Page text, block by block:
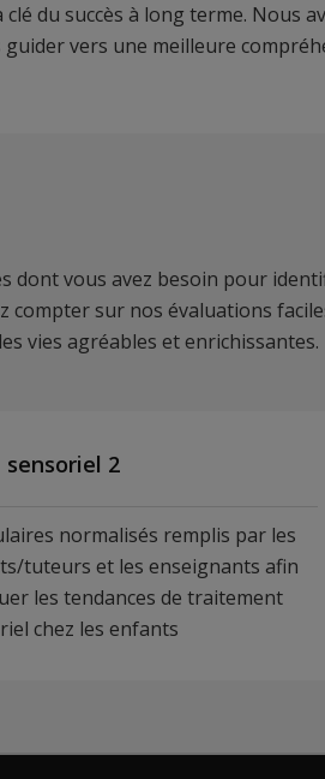
clé du succès à long terme. Nous
guider vers une meilleure
dont vous avez besoin pour
compter sur nos évaluations
vies agréables et enrichissantes.
sensoriel 2
normalisés remplis par les
tuteurs et les enseignants afin
les tendances de traitement
chez les enfants